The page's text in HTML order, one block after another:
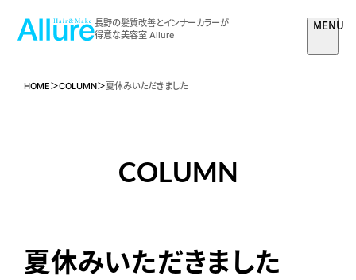
長野の髪質改善とインナーカラーが
得意な美容室 Allure
MENU
HOME COLUMN 夏休みいただきました
COLUMN
夏休みいただきました